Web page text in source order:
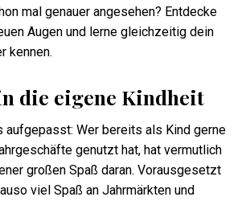
mal genauer angesehen? Entdecke
Augen und lerne gleichzeitig dein
kennen.
die eigene Kindheit
aufgepasst: Wer bereits als Kind gerne
genutzt hat, hat vermutlich
großen Spaß daran. Vorausgesetzt
viel Spaß an Jahrmärkten und